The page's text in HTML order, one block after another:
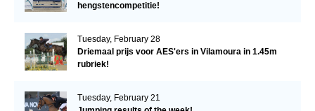
hengstencompetitie!
Tuesday, February 28
Driemaal prijs voor AES'ers in Vilamoura in 1.45m
rubriek!
Tuesday, February 21